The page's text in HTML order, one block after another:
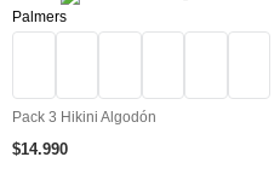
Palmers
Pack 3 Hikini Algodón
$14.990